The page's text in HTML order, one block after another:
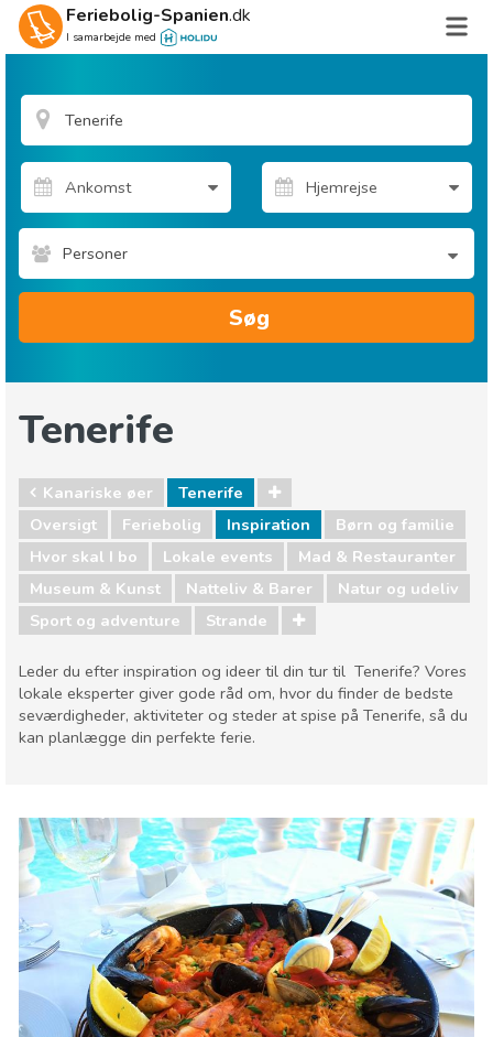
Feriebolig-Spanien.dk
I samarbejde med
Personer
Søg
Tenerife
Kanariske øer
Tenerife
Oversigt
Feriebolig Inspiration
Børn og familie
Hvor skal I bo
Lokale events
Mad & Restauranter
Museum & Kunst
Natteliv & Barer
Natur og udeliv
Sport og adventure
Strande
Leder du efter inspiration og ideer til din tur til Tenerife? Vores
lokale eksperter giver gode råd om, hvor du finder de bedste
seværdigheder, aktiviteter og steder at spise på Tenerife, så du
kan planlægge din perfekte ferie.
Børn og familie
Hvor skal I bo
Lokale events
Mad & Restauranter
Museum & Kunst
Natteliv & Barer
Natur og udeliv
Sport og adventure
Strande